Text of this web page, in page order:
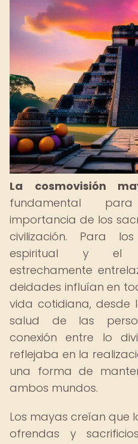
La cosmovisión
fundamental
importancia de los
civilización. Para
espiritual y el
estrechamente
deidades influían en
vida cotidiana, desde
salud de las
conexión entre lo
reflejaba en la
una forma de
ambos mundos.
Los mayas creían que
ofrendas y